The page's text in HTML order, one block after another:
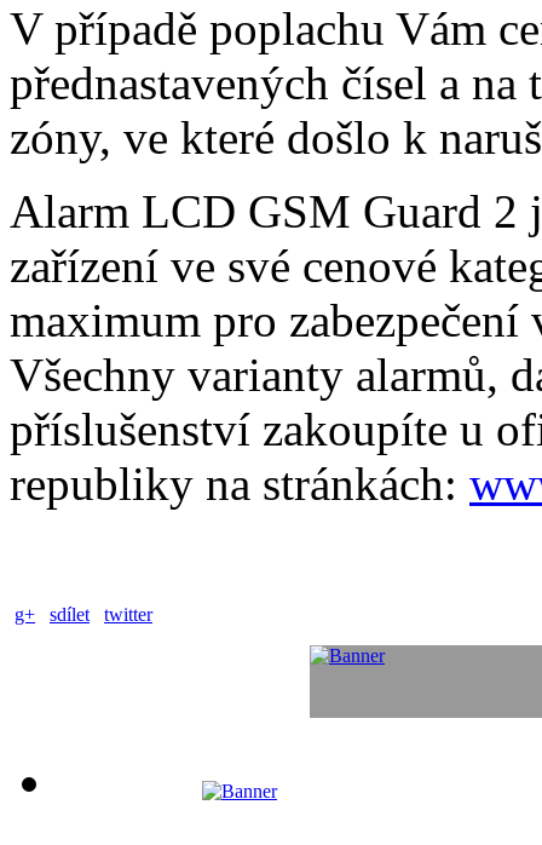
V případě poplachu Vám
přednastavených čísel a
zóny, ve které došlo k
Alarm LCD GSM Guard 2
zařízení ve své cenové
maximum pro
Všechny varianty alarmů,
příslušenství zakoupíte u
republiky na stránkách:
g+ sdílet twitter